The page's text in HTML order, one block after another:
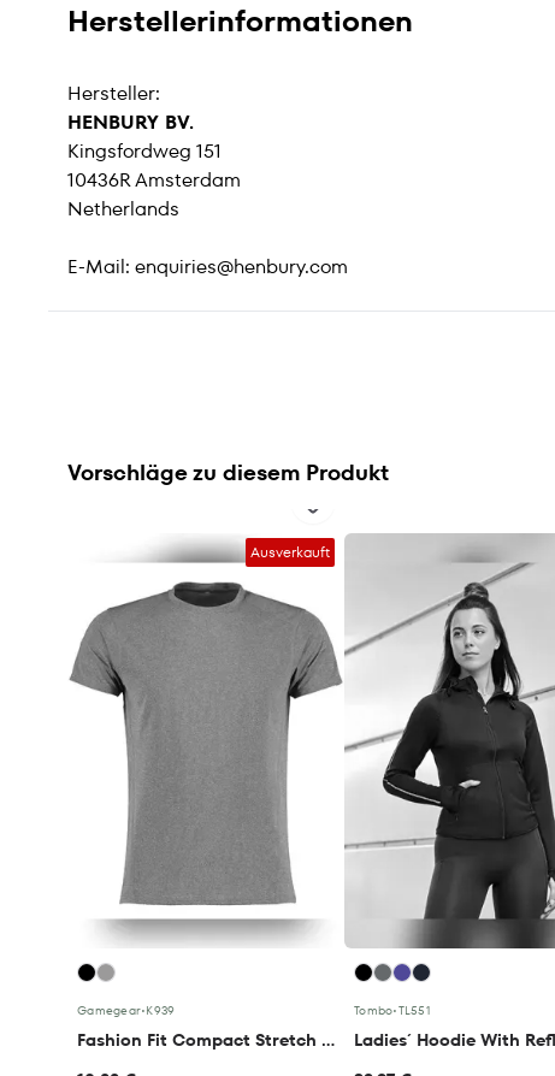
Herstellerinformationen
Hersteller:
HENBURY BV.
Kingsfordweg 151
10436R Amsterdam
Netherlands
E-Mail: enquiries@henbury.com
Vorschläge zu diesem Produkt
Ausverkauft
Gamegear•K939
Fashion Fit Compact Stretch Tee
Tombo•TL551